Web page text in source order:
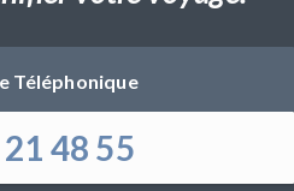
Téléphonique
48 55